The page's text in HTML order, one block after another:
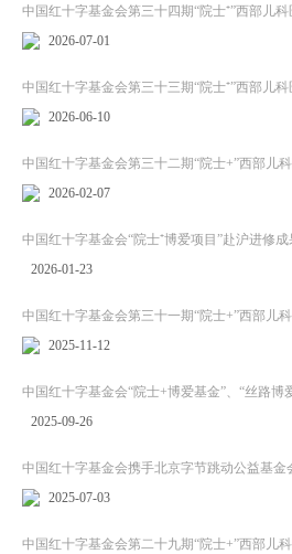
中国红十字基金会第三十四期“院士⁺”西部儿
2026-07-01
中国红十字基金会第三十三期“院士⁺”西部儿
2026-06-10
中国红十字基金会第三十二期“院士+”西部儿
2026-02-07
中国红十字基金会“院士⁺博爱项目”赴沪进修
2026-01-23
中国红十字基金会第三十一期“院士+”西部儿
2025-11-12
中国红十字基金会“院士+博爱基金”、“丝路博
2025-09-26
中国红十字基金会携手北京字节跳动公益基金
2025-07-03
中国红十字基金会第二十九期“院士+”西部儿